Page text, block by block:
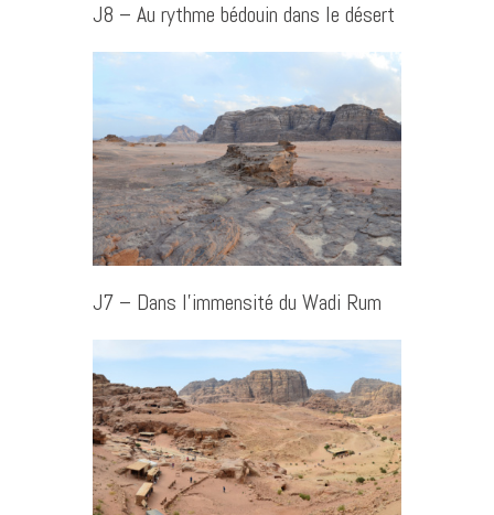
J8 – Au rythme bédouin dans le désert
J7 – Dans l’immensité du Wadi Rum